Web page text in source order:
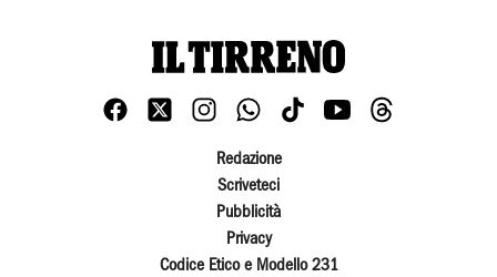
Redazione
Scriveteci
Pubblicità
Privacy
Codice Etico e Modello 231